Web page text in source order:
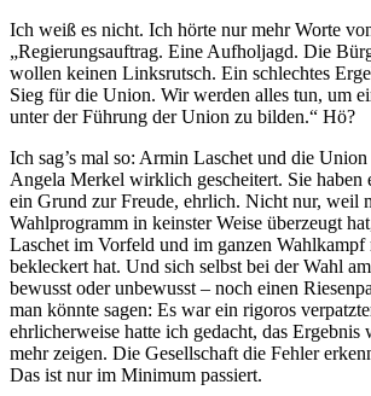
Ich weiß es nicht. Ich hörte nur mehr Worte
„Regierungsauftrag. Eine Aufholjagd. Die
wollen keinen Linksrutsch. Ein schlechtes
Sieg für die Union. Wir werden alles tun, um
unter der Führung der Union zu bilden.“ Hö?
Ich sag’s mal so: Armin Laschet und die
Angela Merkel wirklich gescheitert. Sie haben
ein Grund zur Freude, ehrlich. Nicht nur, weil
Wahlprogramm in keinster Weise überzeugt
Laschet im Vorfeld und im ganzen
bekleckert hat. Und sich selbst bei der Wahl
bewusst oder unbewusst – noch einen
man könnte sagen: Es war ein rigoros
ehrlicherweise hatte ich gedacht, das Ergebnis
mehr zeigen. Die Gesellschaft die Fehler
Das ist nur im Minimum passiert.